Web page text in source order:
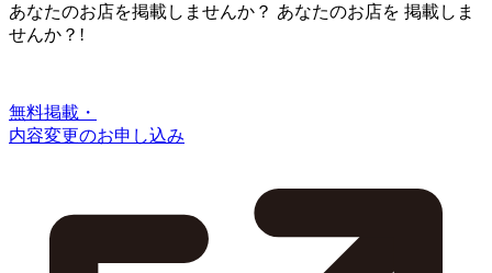
あなたのお店を掲載しませんか？ あなたのお店を 掲載しま
せんか？!
無料掲載・
内容変更のお申し込み